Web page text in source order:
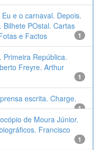
e o carnaval. Depois.
Bilhete POstal. Cartas
e Factos
1
Primeira República.
Freyre. Arthur
1
escrita. Charge.
1
de Moura Júnior.
Francisco
1